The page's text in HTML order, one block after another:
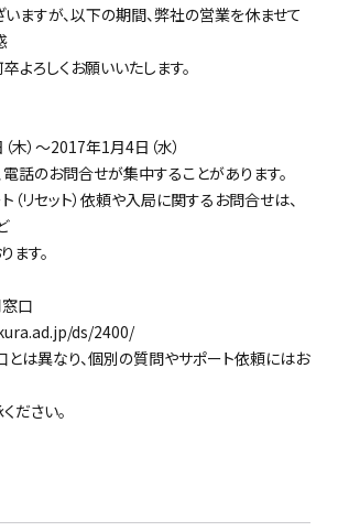
ますが、以下の期間、弊社の営業を休ませて
よろしくお願いいたします。
）～2017年1月4日（水）
話のお問合せが集中することがあります。
リセット）依頼や入局に関するお問合せは、
す。
口
ds/2400/
は異なり、個別の質問やサポート依頼にはお
さい。